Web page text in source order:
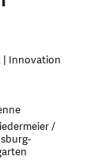
| Innovation
/